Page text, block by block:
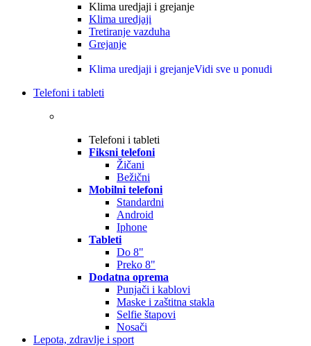
Klima uredjaji i grejanje
Klima uredjaji
Tretiranje vazduha
Grejanje
Klima uredjaji i grejanjeVidi sve u ponudi
Telefoni i tableti
Telefoni i tableti
Fiksni telefoni
Žičani
Bežični
Mobilni telefoni
Standardni
Android
Iphone
Tableti
Do 8"
Preko 8"
Dodatna oprema
Punjači i kablovi
Maske i zaštitna stakla
Selfie štapovi
Nosači
Lepota, zdravlje i sport